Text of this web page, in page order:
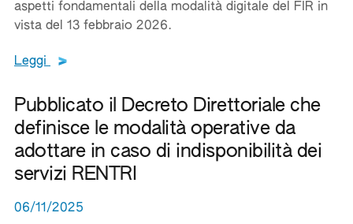
aspetti fondamentali della modalità digitale del FIR in
vista del 13 febbraio 2026.
Leggi Leggi tutto il testo del documento
Pubblicato il Decreto Direttoriale che
definisce le modalità operative da
adottare in caso di indisponibilità dei
servizi RENTRI
06/11/2025